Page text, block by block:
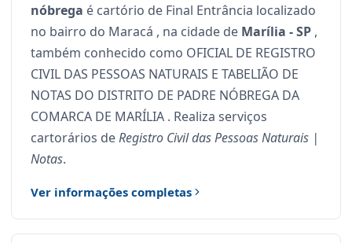
nóbrega é cartório de Final Entrância localizado
no bairro do Maracá , na cidade de Marília - SP ,
também conhecido como OFICIAL DE REGISTRO
CIVIL DAS PESSOAS NATURAIS E TABELIÃO DE
NOTAS DO DISTRITO DE PADRE NÓBREGA DA
COMARCA DE MARÍLIA . Realiza serviços
cartorários deRegistro Civil das Pessoas Naturais |
Notas.
Ver informações completas